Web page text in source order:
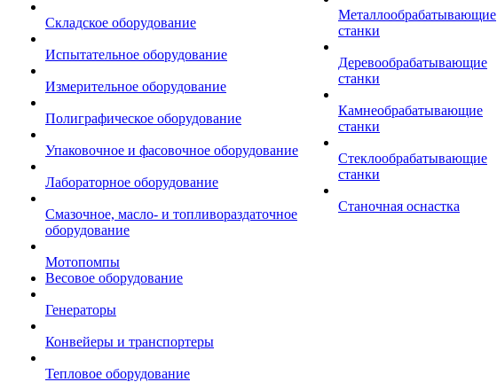
Складское оборудование
Испытательное оборудование
Измерительное оборудование
Полиграфическое оборудование
Упаковочное и фасовочное оборудование
Лабораторное оборудование
Смазочное, масло- и топливораздаточное
оборудование
Мотопомпы
Весовое оборудование
Генераторы
Конвейеры и транспортеры
Тепловое оборудование
Металлообрабатывающие
станки
Деревообрабатывающие
станки
Камнеобрабатывающие
станки
Стеклообрабатывающие
станки
Станочная оснастка